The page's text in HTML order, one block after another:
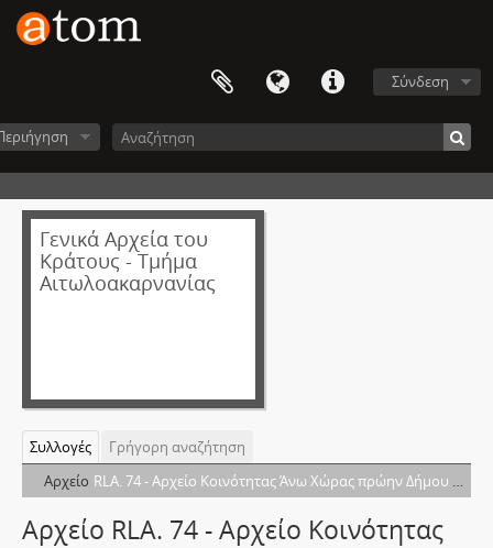
Σύνδεση
Γενικά Αρχεία του
Κράτους - Τμήμα
Αιτωλοακαρνανίας
Συλλογές
Γρήγορη αναζήτηση
Αρχείο RLA. 74 - Aρχείο Κοινότητας Άνω Χώρας πρώην Δήμου Αποδοτίας
Αρχείο RLA. 74 - Aρχείο Κοινότητας